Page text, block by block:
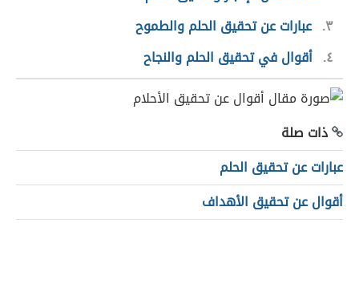
٣ عبارات عن تحقيق الحلم والطموح
٤ أقوال في تحقيق الحلم والنجاح
ذات صلة
عبارات عن تحقيق الحلم
أقوال عن تحقيق الأهداف